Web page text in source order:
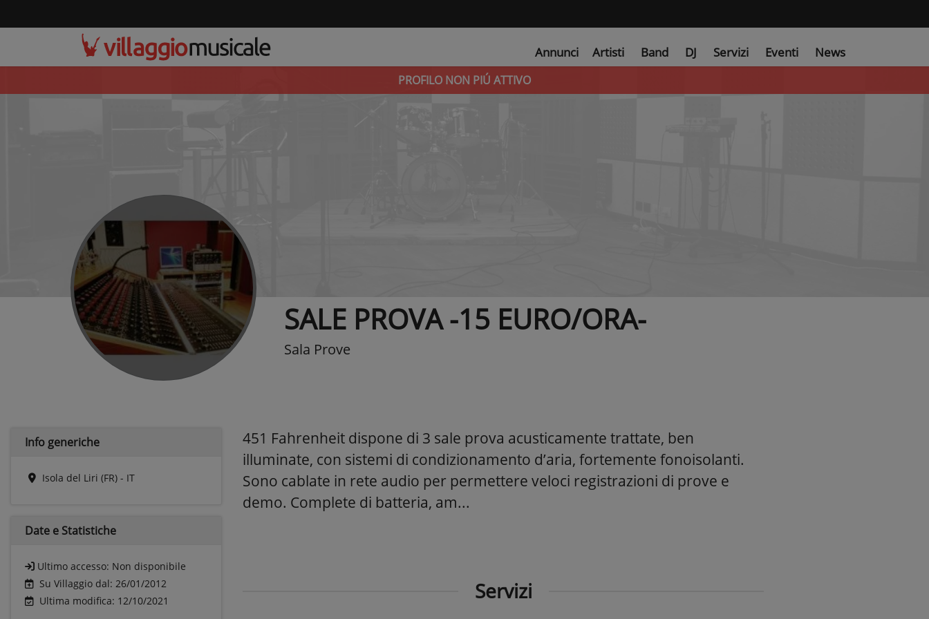
Annunci Artisti Band DJ Servizi Eventi News
PROFILO NON PIÚ ATTIVO
SALE PROVA -15 EURO/ORA-
Sala Prove
Info generiche
Isola del Liri (FR) - IT
Date e Statistiche
Ultimo accesso: Non disponibile
Su Villaggio dal: 26/01/2012
Ultima modifica: 12/10/2021
451 Fahrenheit dispone di 3 sale prova acusticamente trattate, ben
illuminate, con sistemi di condizionamento d’aria, fortemente fonoisolanti.
Sono cablate in rete audio per permettere veloci registrazioni di prove e
demo. Complete di batteria, am...
Servizi